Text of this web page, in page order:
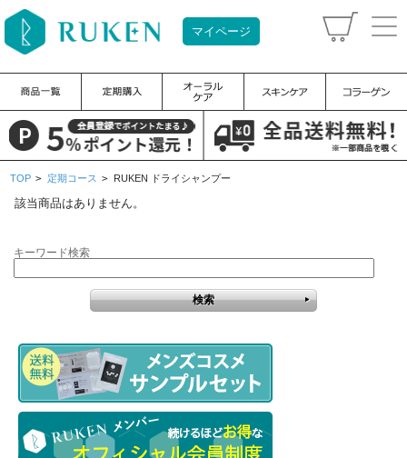
マイページ
TOP > 定期コース > RUKEN ドライシャンプー
該当商品はありません。
キーワード検索